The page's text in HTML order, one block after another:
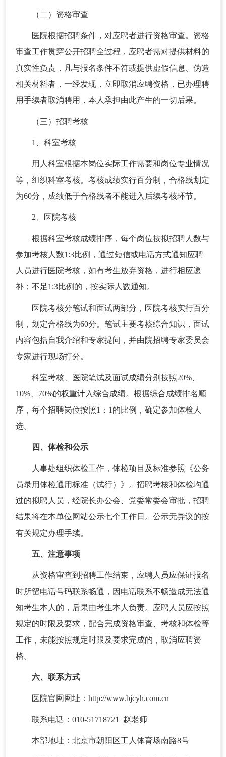
（二）资格审查
医院根据招聘条件，对应聘者进行资格审查。资格
审查工作贯穿公开招聘全过程，应聘者需对提供材料的
真实性负责，凡与报名条件不符或提供虚假信息、伪造
相关材料者，一经发现，立即取消应聘资格，已办理聘
用手续者取消聘用，本人承担由此产生的一切后果。
（三）招聘考核
1、科室考核
用人科室根据本岗位实际工作需要和岗位专业情况
等，组织科室考核。考核成绩实行百分制，合格线划定
为60分，成绩低于合格线者不能进入后续考核环节。
2、医院考核
根据科室考核成绩排序，每个岗位按拟招聘人数与
参加考核人数1:3比例，通过短信或电话方式通知应聘
人员进行医院考核，如有考生放弃资格，进行相应递
补；不足1:3比例的，按实际人数通知。
医院考核分笔试和面试两部分，医院考核实行百分
制，划定合格线为60分。笔试主要考核综合知识，面试
内容包括自我介绍和专家提问，并由院招聘专家委员会
专家进行现场打分。
科室考核、医院笔试及面试成绩分别按照20%、
10%、70%的权重计入综合成绩。根据综合成绩排名顺
序，每个招聘岗位按照1：1的比例，确定参加体检人
选。
四、体检和公示
人事处组织体检工作，体检项目及标准参照《公务
员录用体检通用标准（试行）》。招聘考核和体检均通
过的拟聘人员，经院长办公会、党委常委会审批，招聘
结果将在本单位网站公示七个工作日。公示无异议的按
有关规定办理手续。
五、注意事项
从资格审查到招聘工作结束，应聘人员应保证报名
时所留电话号码联系畅通，因电话联系不畅造成无法通
知考生本人的，后果由考生本人负责。应聘人员应按照
规定的时限及要求，配合完成资格审查、考核和体检等
工作，未能按照规定时限及要求完成的，取消应聘资
格。
六、联系方式
医院官网网址：http://www.bjcyh.com.cn
联系电话：010-51718721 赵老师
本部地址：北京市朝阳区工人体育场南路8号